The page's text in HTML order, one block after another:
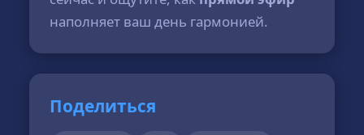
наполняет ваш день гармонией.
Поделиться